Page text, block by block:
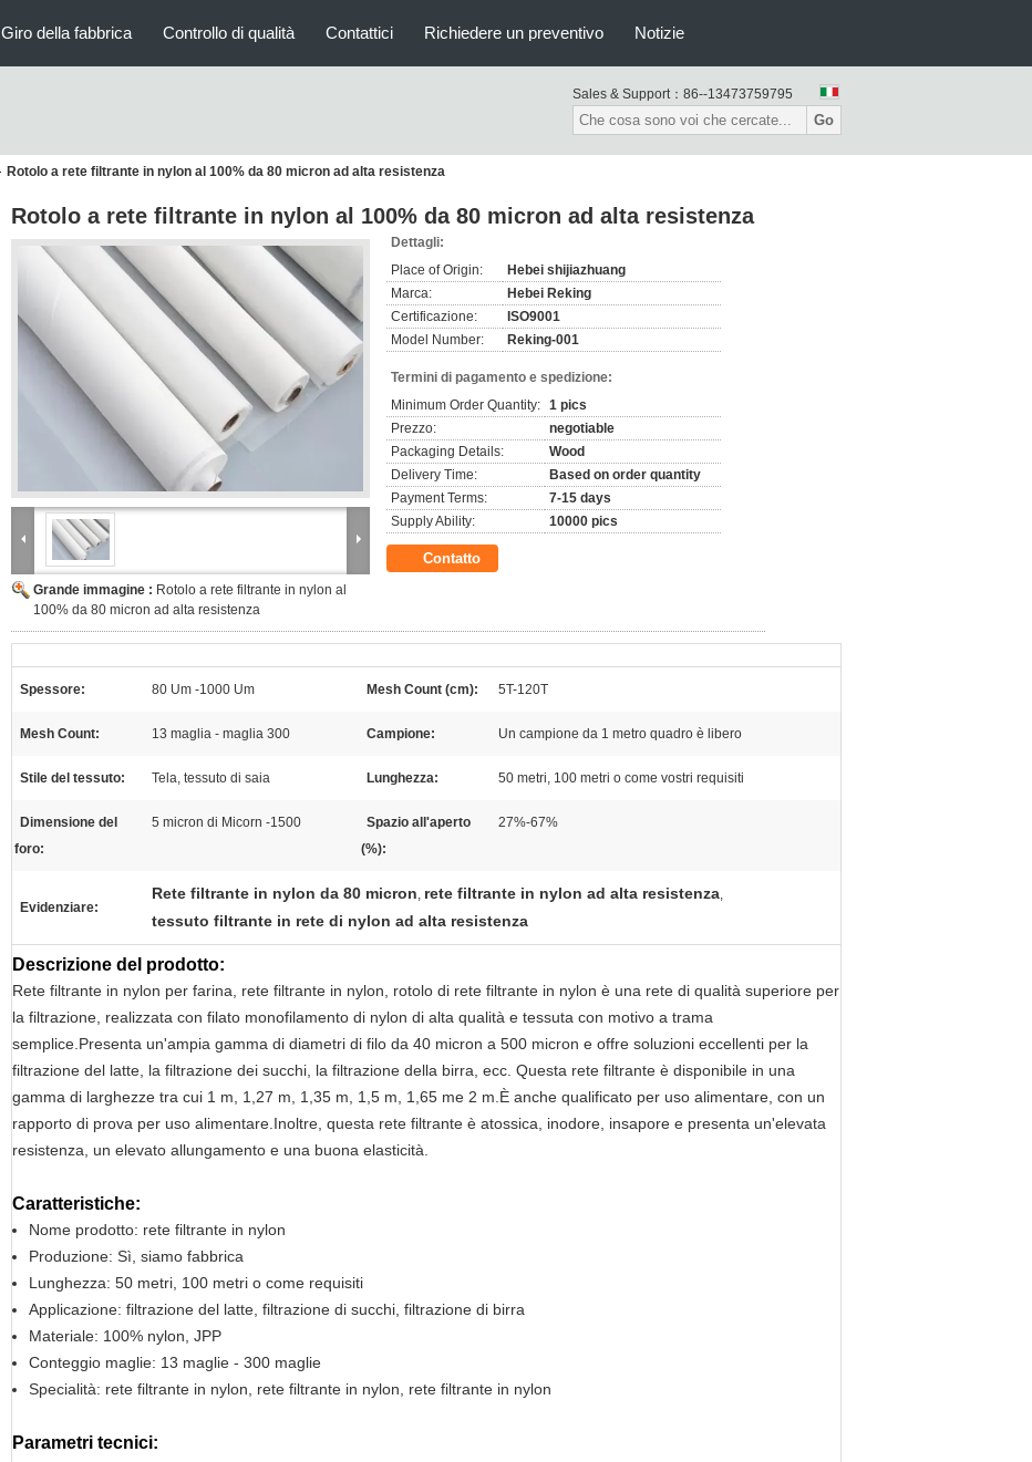
Giro della fabbrica Controllo di qualità Contattici Richiedere un preventivo Notizie
Sales & Support： 86--13473759795
Go
Rotolo a rete filtrante in nylon al 100% da 80 micron ad alta resistenza
Rotolo a rete filtrante in nylon al 100% da 80 micron ad alta resistenza
Grande immagine : Rotolo a rete filtrante in nylon al
100% da 80 micron ad alta resistenza
Dettagli:
Place of Origin:
Hebei shijiazhuang
Marca:
Hebei Reking
Certificazione:
ISO9001
Model Number:
Reking-001
Termini di pagamento e spedizione:
Minimum Order Quantity: 1 pics
Prezzo:
negotiable
Packaging Details:
Wood
Delivery Time:
Based on order quantity
Payment Terms:
7-15 days
Supply Ability:
10000 pics
Contatto
Spessore: 80 Um -1000 Um Mesh Count (cm): 5T-120T
Mesh Count: 13 maglia - maglia 300 Campione: Un campione da 1 metro quadro è libero
Stile del tessuto: Tela, tessuto di saia Lunghezza: 50 metri, 100 metri o come vostri requisiti
Dimensione del
foro:
5 micron di Micorn -1500
Spazio all'aperto
(%):
27%-67%
Evidenziare:
Rete filtrante in nylon da 80 micron, rete filtrante in nylon ad alta resistenza,
tessuto filtrante in rete di nylon ad alta resistenza
Descrizione del prodotto:
Rete filtrante in nylon per farina, rete filtrante in nylon, rotolo di rete filtrante in nylon è una rete di qualità superiore per
la filtrazione, realizzata con filato monofilamento di nylon di alta qualità e tessuta con motivo a trama
semplice.Presenta un'ampia gamma di diametri di filo da 40 micron a 500 micron e offre soluzioni eccellenti per la
filtrazione del latte, la filtrazione dei succhi, la filtrazione della birra, ecc. Questa rete filtrante è disponibile in una
gamma di larghezze tra cui 1 m, 1,27 m, 1,35 m, 1,5 m, 1,65 me 2 m.È anche qualificato per uso alimentare, con un
rapporto di prova per uso alimentare.Inoltre, questa rete filtrante è atossica, inodore, insapore e presenta un'elevata
resistenza, un elevato allungamento e una buona elasticità.
Caratteristiche:
Nome prodotto: rete filtrante in nylon
Produzione: Sì, siamo fabbrica
Lunghezza: 50 metri, 100 metri o come requisiti
Applicazione: filtrazione del latte, filtrazione di succhi, filtrazione di birra
Materiale: 100% nylon, JPP
Conteggio maglie: 13 maglie - 300 maglie
Specialità: rete filtrante in nylon, rete filtrante in nylon, rete filtrante in nylon
Parametri tecnici: